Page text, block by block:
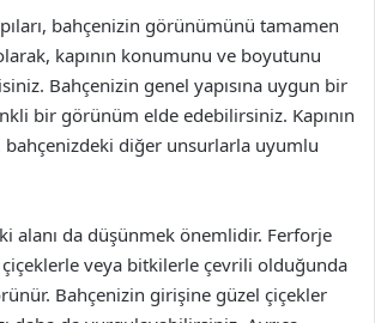
bahçenizin görünümünü tamamen
kapının konumunu ve boyutunu
Bahçenizin genel yapısına uygun bir
bir görünüm elde edebilirsiniz. Kapının
bahçenizdeki diğer unsurlarla uyumlu
alanı da düşünmek önemlidir. Ferforje
çiçeklerle veya bitkilerle çevrili olduğunda
Bahçenizin girişine güzel çiçekler